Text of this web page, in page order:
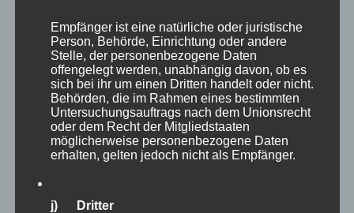
CURA SPORT TENDON
69,99€ Enthält 7% Mehrwertsteuer zzgl.Versand
Lieferzeit: sofort lieferbar
Empfänger ist eine natürliche oder juristische
Person, Behörde, Einrichtung oder andere
Stelle, der personenbezogene Daten
offengelegt werden, unabhängig davon, ob es
sich bei ihr um einen Dritten handelt oder nicht.
Behörden, die im Rahmen eines bestimmten
Untersuchungsauftrags nach dem Unionsrecht
oder dem Recht der Mitgliedstaaten
möglicherweise personenbezogene Daten
erhalten, gelten jedoch nicht als Empfänger.
j) Dritter